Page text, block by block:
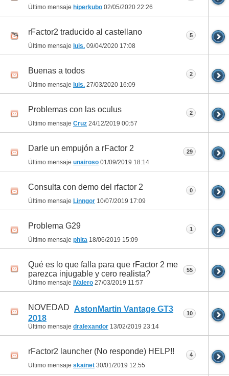
Último mensaje hiperkubo 02/05/2020 22:26
rFactor2 traducido al castellano
Último mensaje luis. 09/04/2020 17:08
5
Buenas a todos
Último mensaje luis. 27/03/2020 16:09
2
Problemas con las oculus
Último mensaje Cruz 24/12/2019 00:57
2
Darle un empujón a rFactor 2
Último mensaje unairoso 01/09/2019 18:14
29
Consulta con demo del rfactor 2
Último mensaje Linngor 10/07/2019 17:09
0
Problema G29
Último mensaje phita 18/06/2019 15:09
1
Qué es lo que falla para que rFactor 2 me
parezca injugable y cero realista?
Último mensaje IValero 27/03/2019 11:57
55
NOVEDAD
AstonMartin Vantage GT3
2018
Último mensaje dralexandor 13/02/2019 23:14
10
rFactor2 launcher (No responde) HELP!!
Último mensaje skainet 30/01/2019 12:55
4